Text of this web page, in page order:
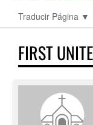
Traducir Página ▼
FIRST